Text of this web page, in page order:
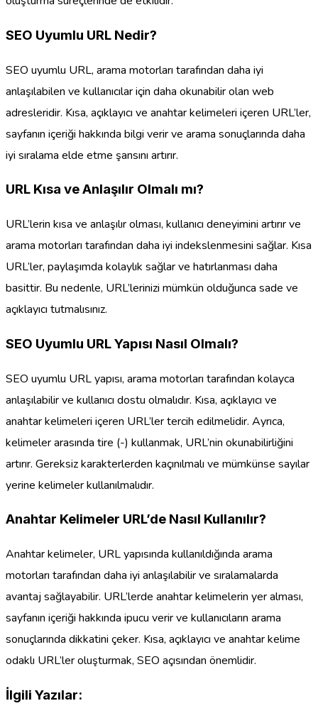
SEO Uyumlu URL Nedir?
SEO uyumlu URL, arama motorları tarafından daha iyi
anlaşılabilen ve kullanıcılar için daha okunabilir olan web
adresleridir. Kısa, açıklayıcı ve anahtar kelimeleri içeren URL’ler,
sayfanın içeriği hakkında bilgi verir ve arama sonuçlarında daha
iyi sıralama elde etme şansını artırır.
URL Kısa ve Anlaşılır Olmalı mı?
URL’lerin kısa ve anlaşılır olması, kullanıcı deneyimini artırır ve
arama motorları tarafından daha iyi indekslenmesini sağlar. Kısa
URL’ler, paylaşımda kolaylık sağlar ve hatırlanması daha
basittir. Bu nedenle, URL’lerinizi mümkün olduğunca sade ve
açıklayıcı tutmalısınız.
SEO Uyumlu URL Yapısı Nasıl Olmalı?
SEO uyumlu URL yapısı, arama motorları tarafından kolayca
anlaşılabilir ve kullanıcı dostu olmalıdır. Kısa, açıklayıcı ve
anahtar kelimeleri içeren URL’ler tercih edilmelidir. Ayrıca,
kelimeler arasında tire (-) kullanmak, URL’nin okunabilirliğini
artırır. Gereksiz karakterlerden kaçınılmalı ve mümkünse sayılar
yerine kelimeler kullanılmalıdır.
Anahtar Kelimeler URL’de Nasıl Kullanılır?
Anahtar kelimeler, URL yapısında kullanıldığında arama
motorları tarafından daha iyi anlaşılabilir ve sıralamalarda
avantaj sağlayabilir. URL’lerde anahtar kelimelerin yer alması,
sayfanın içeriği hakkında ipucu verir ve kullanıcıların arama
sonuçlarında dikkatini çeker. Kısa, açıklayıcı ve anahtar kelime
odaklı URL’ler oluşturmak, SEO açısından önemlidir.
İlgili Yazılar: